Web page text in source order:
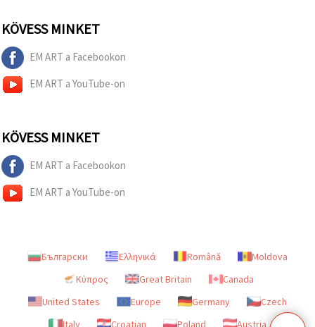
KÖVESS MINKET
EM ART a Facebookon
EM ART a YouTube-on
KÖVESS MINKET
EM ART a Facebookon
EM ART a YouTube-on
Български Ελληνικά Română
Moldova
Κύπρος
Great Britain
Canada
United States
Europe Germany
Czech
Italy
Croatian Poland Austria